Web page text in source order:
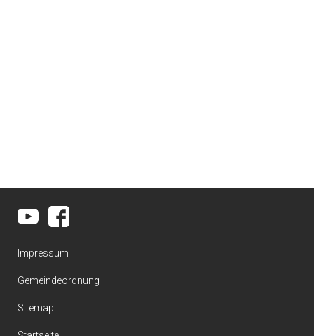
Impressum
Gemeindeordnung
Sitemap